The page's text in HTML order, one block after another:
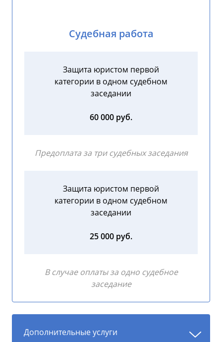
Судебная работа
Защита юристом первой
категории в одном судебном
заседании
60 000 руб.
Предоплата за три судебных заседания
Защита юристом первой
категории в одном судебном
заседании
25 000 руб.
В случае оплаты за одно судебное
заседание
Дополнительные услуги